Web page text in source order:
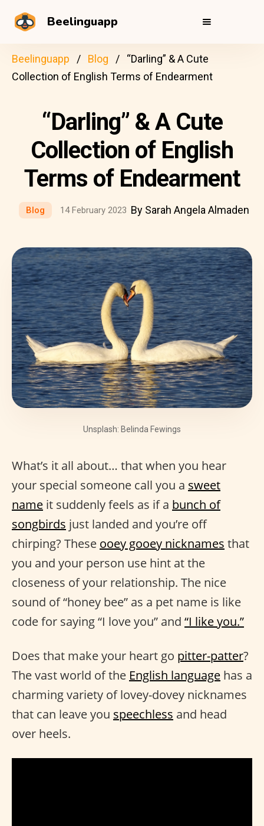
Beelinguapp
Beelinguapp Blog
“Darling” & A Cute
Collection of English Terms of Endearment
“Darling” & A Cute
Collection of English
Terms of Endearment
Blog 14 February 2023 By Sarah Angela Almaden
Unsplash: Belinda Fewings
What’s it all about… that when you hear
your special someone call you a sweet
name it suddenly feels as if a bunch of
songbirds just landed and you’re off
chirping? These ooey gooey nicknames that
you and your person use hint at the
closeness of your relationship. The nice
sound of “honey bee” as a pet name is like
code for saying “I love you” and “I like you.”
Does that make your heart go pitter-patter?
The vast world of the English language has a
charming variety of lovey-dovey nicknames
that can leave you speechless and head
over heels.